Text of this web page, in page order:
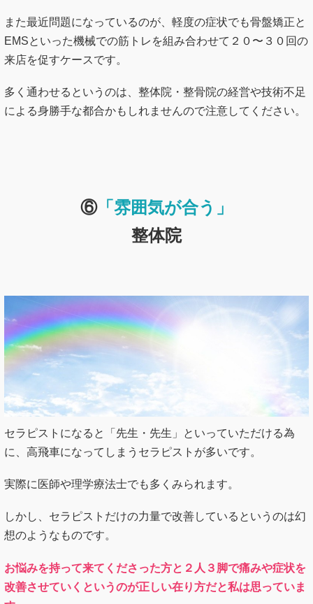
また最近問題になっているのが、軽度の症状でも骨盤矯正と
EMSといった機械での筋トレを組み合わせて２０〜３０回の
来店を促すケースです。
多く通わせるというのは、整体院・整骨院の経営や技術不足
による身勝手な都合かもしれませんので注意してください。
⑥「雰囲気が合う」
整体院
セラピストになると「先生・先生」といっていただける為
に、高飛車になってしまうセラピストが多いです。
実際に医師や理学療法士でも多くみられます。
しかし、セラピストだけの力量で改善しているというのは幻
想のようなものです。
お悩みを持って来てくださった方と２人３脚で痛みや症状を
改善させていくというのが正しい在り方だと私は思っていま